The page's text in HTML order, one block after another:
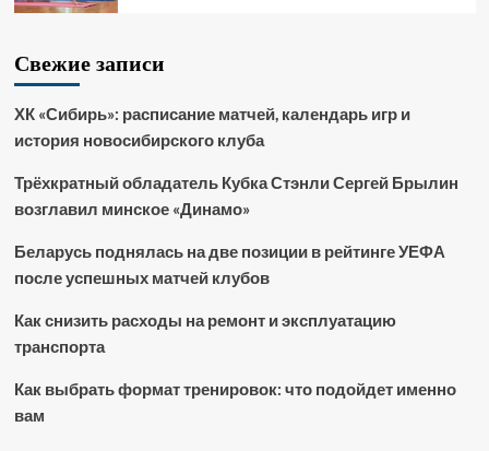
Свежие записи
ХК «Сибирь»: расписание матчей, календарь игр и
история новосибирского клуба
Трёхкратный обладатель Кубка Стэнли Сергей Брылин
возглавил минское «Динамо»
Беларусь поднялась на две позиции в рейтинге УЕФА
после успешных матчей клубов
Как снизить расходы на ремонт и эксплуатацию
транспорта
Как выбрать формат тренировок: что подойдет именно
вам